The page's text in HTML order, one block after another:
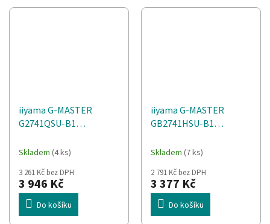
iiyama G-MASTER
G2741QSU-B1
cm (27") 2560 x 1440 px
Skladem (4 ks)
3 261 Kč bez DPH
3 946 Kč
Do košíku
iiyama G-MASTER
GB2741HSU-B1
cm (27") 1920 x 1080 px
Skladem (7 ks)
2 791 Kč bez DPH
3 377 Kč
Do košíku